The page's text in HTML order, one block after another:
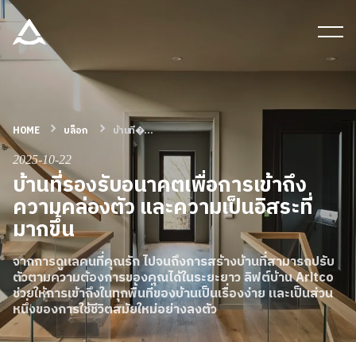
เครื่องมือและเอกสาร
ผลิตภัณฑ์
เกี่ยวกับ ARITCO
สําหรับมืออาชีพ
สั่งซื้อ Digital HomeKit
HOME บล็อก บ้านที�...
2025-10-22
บ้านที่รองรับอนาคตเพื่อการเข้าถึง
ความคล่องตัว และความเป็นอิสระที่
มากขึ้น
จากการดูแลคนที่คุณรัก ไปจนถึงการสร้างบ้านที่สามารถปรับ
ตัวตามความต้องการของคุณได้ในระยะยาว ลิฟต์บ้าน Aritco
ช่วยให้การเข้าถึงในทุกพื้นที่ของบ้านเป็นเรื่องง่าย และเป็นส่วน
หนึ่งของการใช้ชีวิตสมัยใหม่อย่างลงตัว